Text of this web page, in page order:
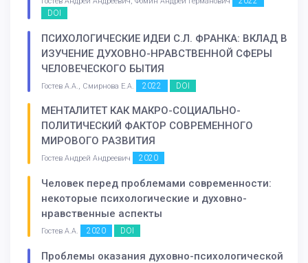
DOI
ПСИХОЛОГИЧЕСКИЕ ИДЕИ С.Л. ФРАНКА: ВКЛАД B
ИЗУЧЕНИЕ ДУХОВНО-НРАВСТВЕННОЙ СФЕРЫ
ЧЕЛОВЕЧЕСКОГО БЫТИЯ
Гостев А.А., Смирнова Е.А. 2022 DOI
МЕНТАЛИТЕТ КАК МАКРО-СОЦИАЛЬНО-
ПОЛИТИЧЕСКИЙ ФАКТОР СОВРЕМЕННОГО
МИРОВОГО РАЗВИТИЯ
Гостев Андрей Андреевич 2020
Человек перед проблемами современности:
некоторые психологические и духовно-
нравственные аспекты
Гостев А.А. 2020 DOI
Проблемы оказания духовно-психологической